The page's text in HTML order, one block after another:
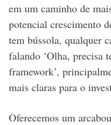
em um caminho de
potencial crescimento
tem bússola, qualquer
falando ‘Olha, precisa
framework’,
mais claras para o
Oferecemos um